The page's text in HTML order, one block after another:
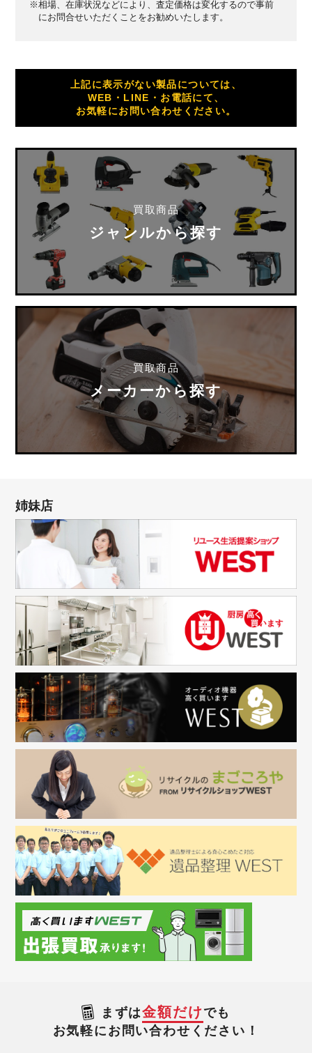
※相場、在庫状況などにより、査定価格は変化するので事前
にお問合せいただくことをお勧めいたします。
上記に表示がない製品については、
WEB・LINE・お電話にて、
お気軽にお問い合わせください。
買取商品
ジャンルから探す
買取商品
メーカーから探す
姉妹店
まずは金額だけ でも
お気軽にお問い合わせください！